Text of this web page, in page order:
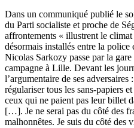
Dans un communiqué publié le
du Parti socialiste et proche de
affrontements « illustrent le
désormais installés entre la
Nicolas Sarkozy passe par la
campagne à Lille. Devant les
l’argumentaire de ses
régulariser tous les sans-papiers
ceux qui ne paient pas leur billet
[…]. Je ne serai pas du côté des
malhonnêtes. Je suis du côté des